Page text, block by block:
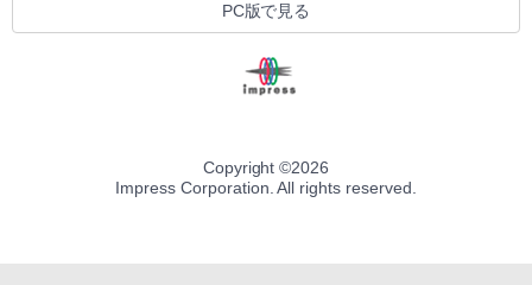
PC版で見る
Copyright ©2026
Impress Corporation. All rights reserved.